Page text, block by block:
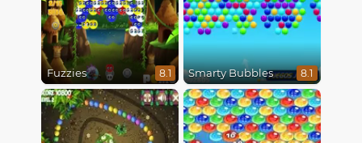
Fuzzies 8.1 Smarty Bubbles 8.1